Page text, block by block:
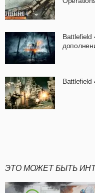
Battlefield
Battlefield
ЭТО МОЖЕТ БЫТЬ